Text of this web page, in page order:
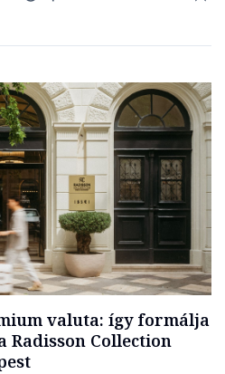
valuta: így formálja
Radisson Collection